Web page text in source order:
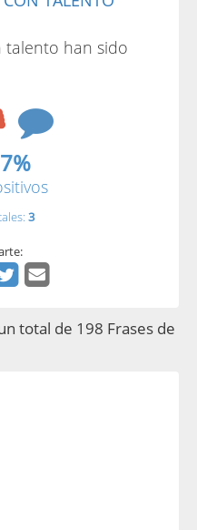
talento han sido
3
total de 198 Frases de